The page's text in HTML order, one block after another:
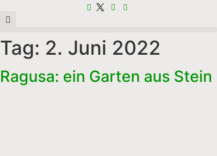
Tag: 2. Juni 2022
Ragusa: ein Garten aus Stein